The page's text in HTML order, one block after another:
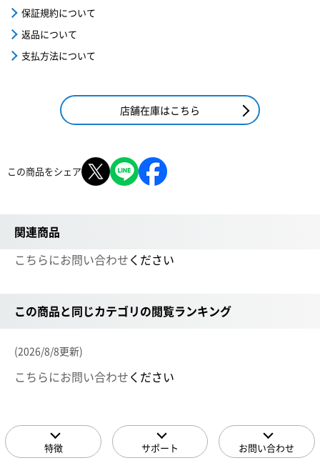
保証規約について
返品について
支払方法について
店舗在庫はこちら
この商品をシェア
関連商品
こちらにお問い合わせください
この商品と同じカテゴリの閲覧ランキング
(2026/8/8更新)
こちらにお問い合わせください
特徴 サポート お問い合わせ